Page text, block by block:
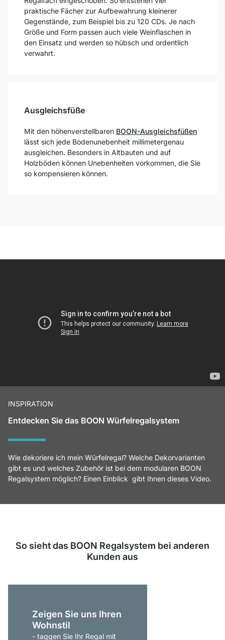
praktische Fächer zur Aufbewahrung kleinerer
Gegenstände, zum Beispiel bis zu 120 CDs. Je nach
Größe und Form passen auch viele Weinflaschen in
den Einsatz und werden so hübsch und ordentlich
verwahrt.
Ausgleichsfüße
Mit den höhenverstellbaren BOON-Ausgleichsfüßen
lässt sich jede Bodenunebenheit millimetergenau
ausgleichen. Besonders in Altbauten und auf
Holzböden können Unebenheiten vorkommen, die Sie
so kompensieren können.
INSPIRATION
Entdecken Sie das BOON Würfelregalsystem
Wie dekoriere ich mein Würfelregal? Welche Dekorvarianten
gibt es und welches Zubehör ist bei dem modularen BOON
Regalsystem möglich? Einen Einblick gibt Ihnen dieses Video.
So sieht das BOON Regalsystem bei anderen
Kunden aus
Zeigen Sie uns Ihren
Wohnstil
- taggen Sie Ihr Regal mit